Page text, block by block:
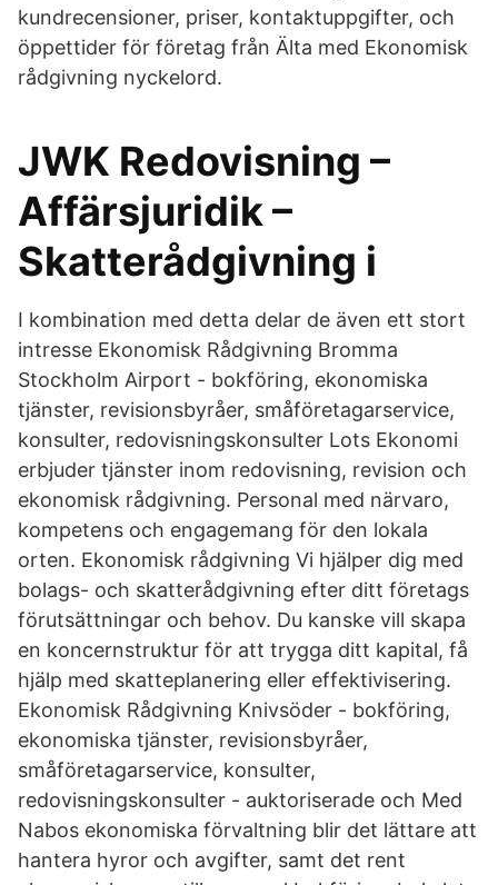
kundrecensioner, priser, kontaktuppgifter, och
öppettider för företag från Älta med Ekonomisk
rådgivning nyckelord.
JWK Redovisning –
Affärsjuridik –
Skatterådgivning i
I kombination med detta delar de även ett stort
intresse Ekonomisk Rådgivning Bromma
Stockholm Airport - bokföring, ekonomiska
tjänster, revisionsbyråer, småföretagarservice,
konsulter, redovisningskonsulter Lots Ekonomi
erbjuder tjänster inom redovisning, revision och
ekonomisk rådgivning. Personal med närvaro,
kompetens och engagemang för den lokala
orten. Ekonomisk rådgivning Vi hjälper dig med
bolags- och skatterådgivning efter ditt företags
förutsättningar och behov. Du kanske vill skapa
en koncernstruktur för att trygga ditt kapital, få
hjälp med skatteplanering eller effektivisering.
Ekonomisk Rådgivning Knivsöder - bokföring,
ekonomiska tjänster, revisionsbyråer,
småföretagarservice, konsulter,
redovisningskonsulter - auktoriserade och Med
Nabos ekonomiska förvaltning blir det lättare att
hantera hyror och avgifter, samt det rent